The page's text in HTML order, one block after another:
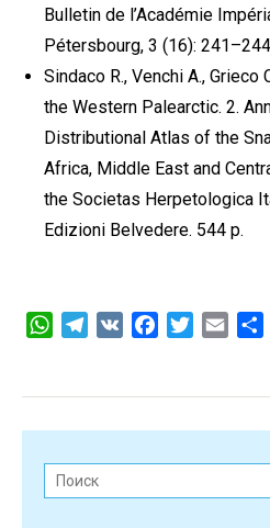
Bulletin de l’Académie
Pétersbourg, 3 (16):
Sindaco R., Venchi A.,
the Western Palearctic. 2.
Distributional Atlas of the
Africa, Middle East and
the Societas Herpetologica
Edizioni Belvedere. 544 p.
WhatsAppTelegram
VK FacebookTwitterEmail
Поиск: